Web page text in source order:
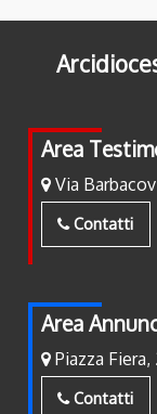
Area
Via
Contatti
Area
Piazza
Contatti